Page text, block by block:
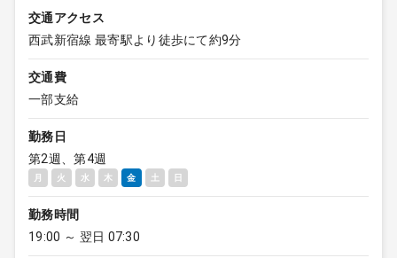
交通アクセス
西武新宿線 最寄駅より徒歩にて約9分
交通費
一部支給
勤務日
第2週、第4週
月 火 水 木 金 土 日
勤務時間
19:00 ～ 翌日 07:30